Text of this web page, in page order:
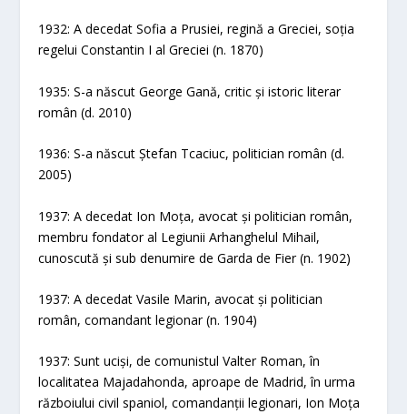
1932: A decedat Sofia a Prusiei, regină a Greciei, soția
regelui Constantin I al Greciei (n. 1870)
1935: S-a născut George Gană, critic și istoric literar
român (d. 2010)
1936: S-a născut Ștefan Tcaciuc, politician român (d.
2005)
1937: A decedat Ion Moța, avocat și politician român,
membru fondator al Legiunii Arhanghelul Mihail,
cunoscută și sub denumire de Garda de Fier (n. 1902)
1937: A decedat Vasile Marin, avocat și politician
român, comandant legionar (n. 1904)
1937: Sunt uciși, de comunistul Valter Roman, în
localitatea Majadahonda, aproape de Madrid, în urma
războiului civil spaniol, comandanții legionari, Ion Moța